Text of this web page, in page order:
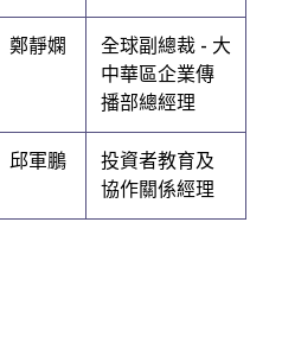
鄭靜嫻
全球副總裁 - 大
中華區企業傳
播部總經理
邱軍鵬
投資者教育及
協作關係經理